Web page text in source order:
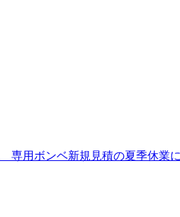
専用ボンベ新規見積の夏季休業